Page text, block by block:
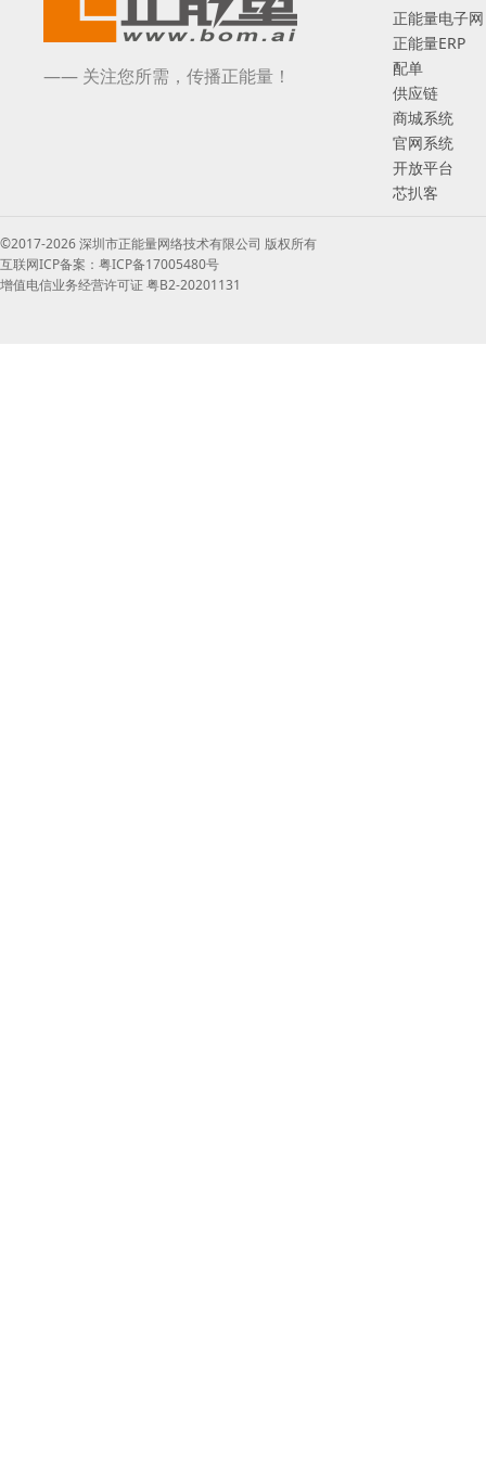
—— 关注您所需，传播正能量！
正能量电子网
正能量ERP
配单
供应链
商城系统
官网系统
开放平台
芯扒客
©2017-2026 深圳市正能量网络技术有限公司 版权所有
互联网ICP备案：粤ICP备17005480号
增值电信业务经营许可证 粤B2-20201131